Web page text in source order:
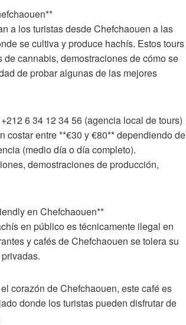
a los turistas desde Chefchaouen a las
se cultiva y produce hachís. Estos tours
cannabis, demostraciones de cómo se
de probar algunas de las mejores
6 34 12 34 56 (agencia local de tours)
costar entre **€30 y €80** dependiendo de
(medio día o día completo).
demostraciones de producción,
en Chefchaouen**
en público es técnicamente ilegal en
y cafés de Chefchaouen se tolera su
corazón de Chefchaouen, este café es
donde los turistas pueden disfrutar de